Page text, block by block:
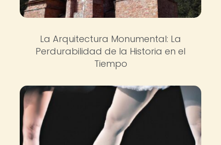
La Arquitectura Monumental: La
Perdurabilidad de la Historia en el
Tiempo